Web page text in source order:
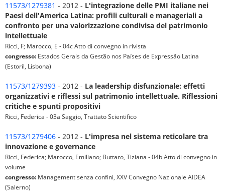
11573/1279381 - 2012 - L'integrazione delle PMI italiane nei
Paesi dell'America Latina: profili culturali e manageriali a
confronto per una valorizzazione condivisa del patrimonio
intellettuale
Ricci, F; Marocco, E - 04c Atto di convegno in rivista
congresso: Estados Gerais da Gestão nos Países de Expressão Latina
(Estoril, Lisbona)
11573/1279393 - 2012 - La leadership disfunzionale: effetti
organizzativi e riflessi sul patrimonio intellettuale. Riflessioni
critiche e spunti propositivi
Ricci, Federica - 03a Saggio, Trattato Scientifico
11573/1279406 - 2012 - L'impresa nel sistema reticolare tra
innovazione e governance
Ricci, Federica; Marocco, Emiliano; Buttaro, Tiziana - 04b Atto di convegno in
volume
congresso: Management senza confini, XXV Convegno Nazionale AIDEA
(Salerno)